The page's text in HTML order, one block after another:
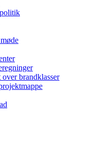
brandklasser